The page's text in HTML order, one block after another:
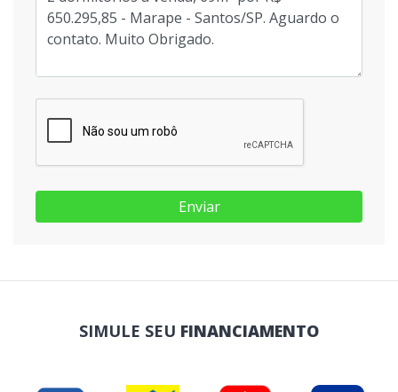
Enviar
SIMULE SEU FINANCIAMENTO